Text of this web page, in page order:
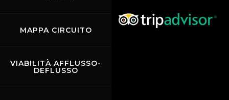
MAPPA CIRCUITO
VIABILITÀ AFFLUSSO-
DEFLUSSO